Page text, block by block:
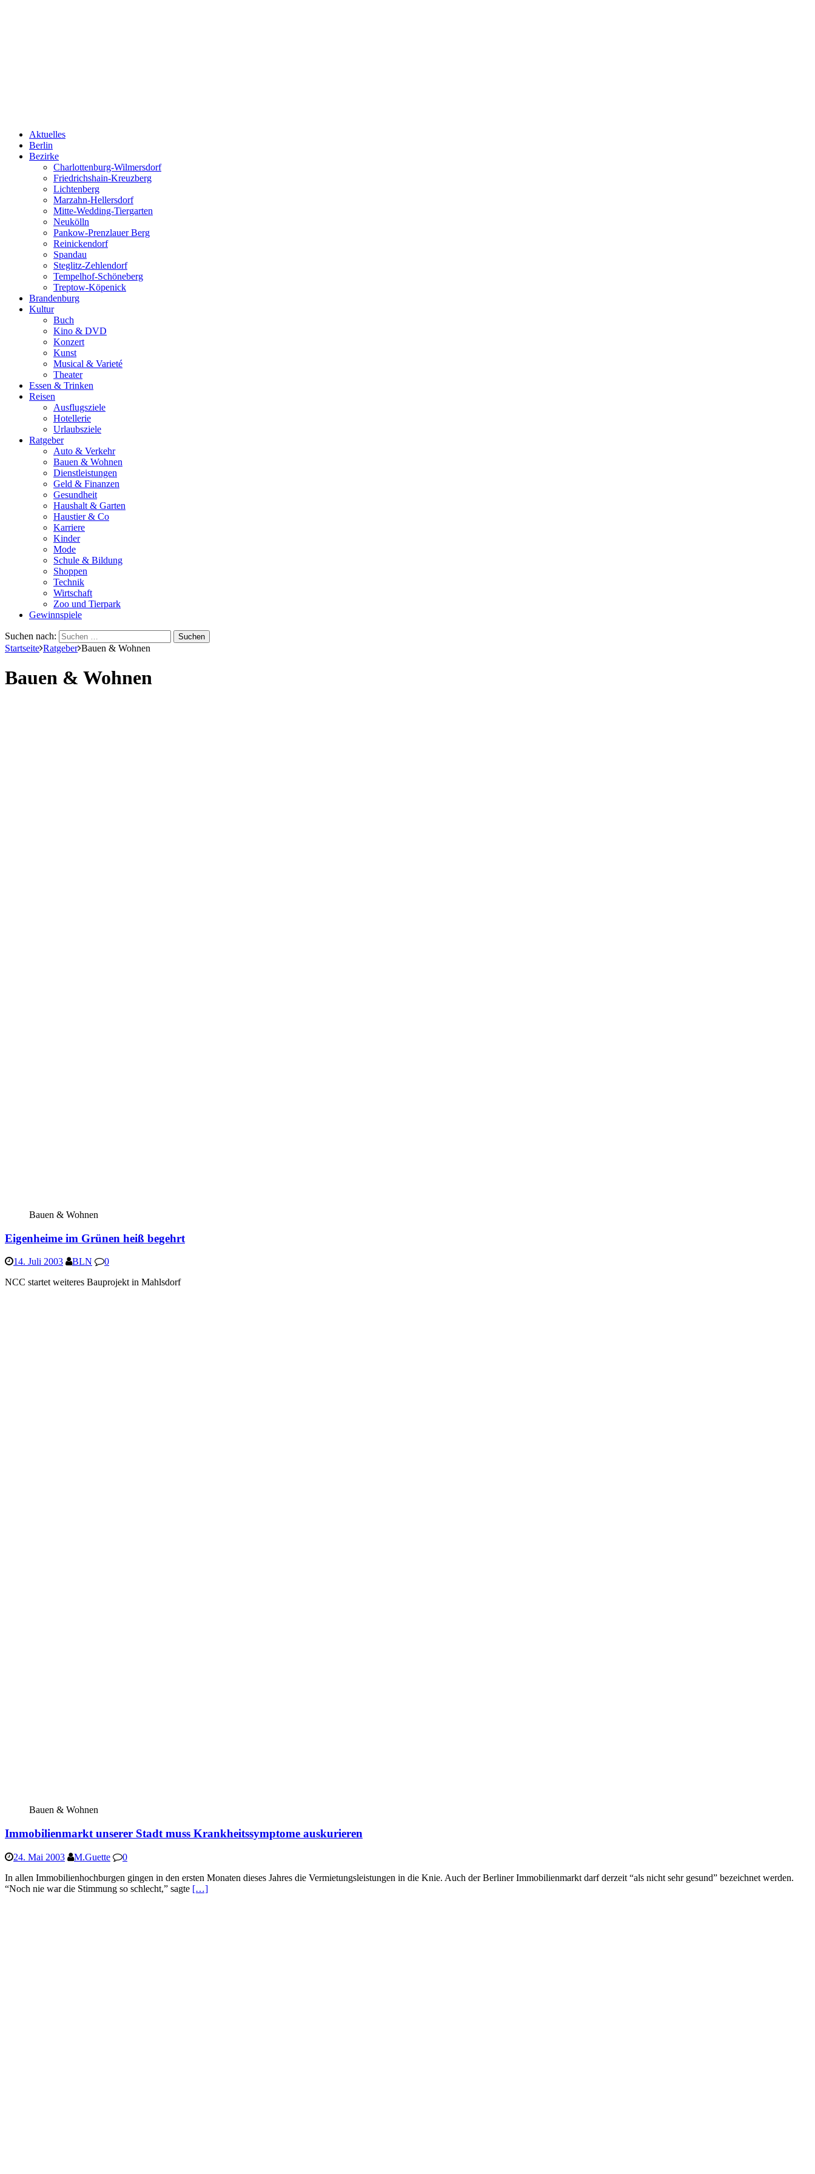
Aktuelles
Berlin
Bezirke
Charlottenburg-Wilmersdorf
Friedrichshain-Kreuzberg
Lichtenberg
Marzahn-Hellersdorf
Mitte-Wedding-Tiergarten
Neukölln
Pankow-Prenzlauer Berg
Reinickendorf
Spandau
Steglitz-Zehlendorf
Tempelhof-Schöneberg
Treptow-Köpenick
Brandenburg
Kultur
Buch
Kino & DVD
Konzert
Kunst
Musical & Varieté
Theater
Essen & Trinken
Reisen
Ausflugsziele
Hotellerie
Urlaubsziele
Ratgeber
Auto & Verkehr
Bauen & Wohnen
Dienstleistungen
Geld & Finanzen
Gesundheit
Haushalt & Garten
Haustier & Co
Karriere
Kinder
Mode
Schule & Bildung
Shoppen
Technik
Wirtschaft
Zoo und Tierpark
Gewinnspiele
Suchen nach:
Startseite Ratgeber Bauen & Wohnen
Bauen & Wohnen
Bauen & Wohnen
Eigenheime im Grünen heiß begehrt
14. Juli 2003 BLN
0
NCC startet weiteres Bauprojekt in Mahlsdorf
Bauen & Wohnen
Immobilienmarkt unserer Stadt muss Krankheitssymptome auskurieren
24. Mai 2003 M.Guette
0
In allen Immobilienhochburgen gingen in den ersten Monaten dieses Jahres die Vermietungsleistungen in die Knie. Auch der Berliner Immobilienmarkt darf derzeit “als nicht sehr gesund” bezeichnet werden.
“Noch nie war die Stimmung so schlecht,” sagte […]